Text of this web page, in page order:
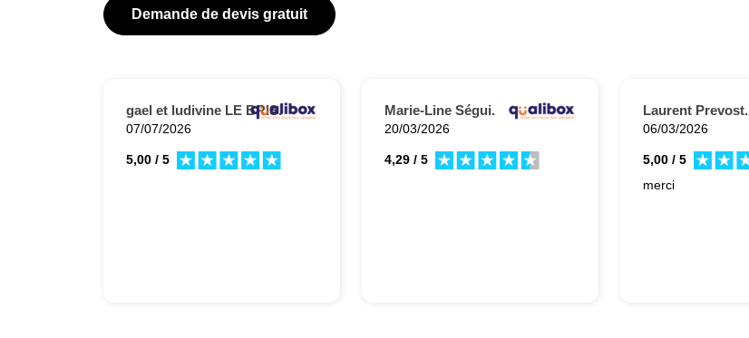
Demande de devis gratuit
gael et ludivine LE BRIS.
07/07/2026
5,00 / 5
Marie-Line Ségui.
20/03/2026
4,29 / 5
Laurent Prevost.
06/03/2026
5,00 / 5
merci